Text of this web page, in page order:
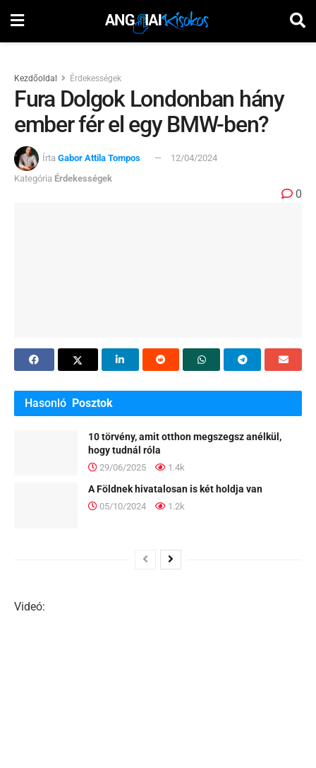
Kezdőoldal Érdekességek
Fura Dolgok Londonban hány
ember fér el egy BMW-ben?
Írta Gabor Attila Tompos
12/04/2024
Kategória Érdekességek
0
Hasonló Posztok
10 törvény, amit otthon megszegsz anélkül,
hogy tudnál róla
29/06/2025 1.4k
A Földnek hivatalosan is két holdja van
05/10/2024 1.2k
Videó: